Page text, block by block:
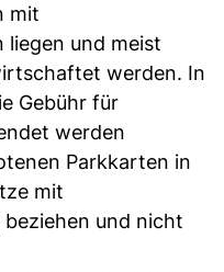
mit
liegen und meist
werden. In
Gebühr für
werden
Parkkarten in
mit
und nicht